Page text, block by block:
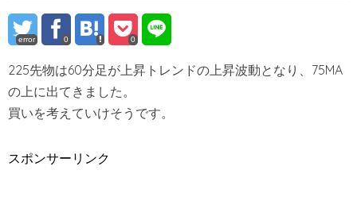
error 0 0
225先物は60分足が上昇トレンドの上昇波動となり、75MA
の上に出てきました。
買いを考えていけそうです。
スポンサーリンク